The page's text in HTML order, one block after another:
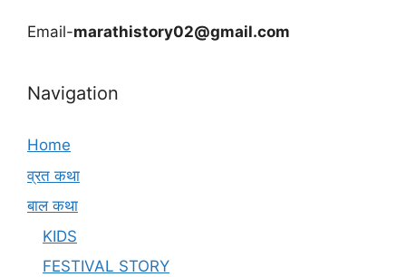
Email-marathistory02@gmail.com
Navigation
Home
व्रत कथा
बाल कथा
KIDS
FESTIVAL STORY